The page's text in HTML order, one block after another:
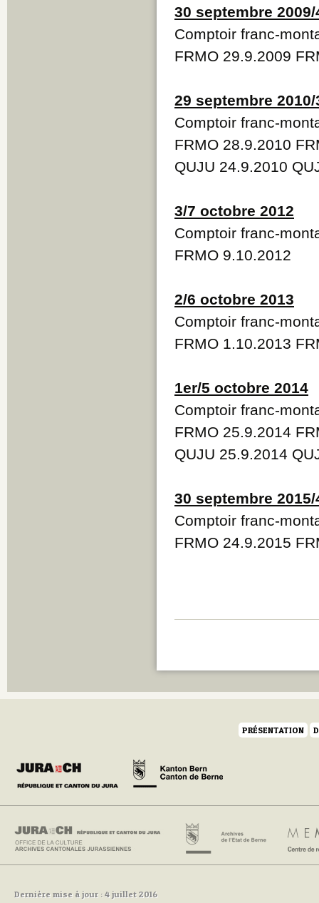
30 septembre
Comptoir franc-
FRMO 29.9.2009
29 septembre
Comptoir franc-
FRMO 28.9.2010
QUJU 24.9.2010
3/7 octobre 2012
Comptoir franc-
FRMO 9.10.2012
2/6 octobre 2013
Comptoir franc-
FRMO 1.10.2013
1er/5 octobre 2014
Comptoir franc-
FRMO 25.9.2014
QUJU 25.9.2014
30 septembre
Comptoir franc-
FRMO 24.9.2015
PRÉSENTATION
Dernière mise à jour : 4 juillet 2016